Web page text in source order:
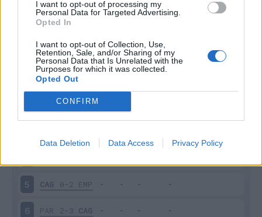
I want to opt-out of processing my
Personal Data for Targeted Advertising.
Opted In
I want to opt-out of Collection, Use,
Retention, Sale, and/or Sharing of my
Personal Data that Is Unrelated with the
Purposes for which it was collected.
Opted Out
CONFIRM
Data Deletion Data Access Privacy Policy
Scarica riepilogo
stagionale
Giornata Voto FVEntrato Uscito Bonus/Malus
CAG 0-0
1-1 COM
5 CAG 0-2 EMP
6 PAR 2-3 CAG